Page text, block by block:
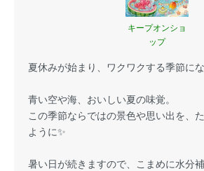
キープオンショ
ップ
夏休みが始まり、ワクワクする季節に
青い空や海、おいしい夏の味覚。
この季節ならではの景色や思い出を、
ように✨
暑い日が続きますので、こまめに水分補